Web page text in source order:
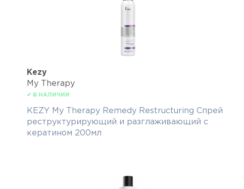
Kezy
My Therapy
✔ В НАЛИЧИИ
KEZY My Therapy Remedy Restructuring Спрей
реструктурирующий и разглаживающий с
кератином 200мл